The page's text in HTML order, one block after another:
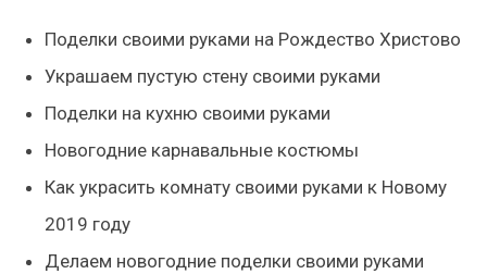
Поделки своими руками на Рождество Христово
Украшаем пустую стену своими руками
Поделки на кухню своими руками
Новогодние карнавальные костюмы
Как украсить комнату своими руками к Новому
2019 году
Делаем новогодние поделки своими руками